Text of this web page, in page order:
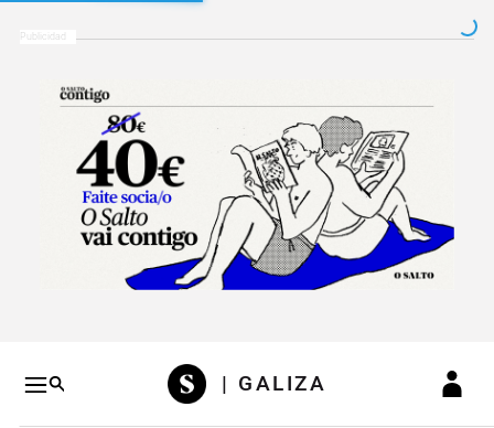
Salto a contenidoSalto a navegación
| GALIZA